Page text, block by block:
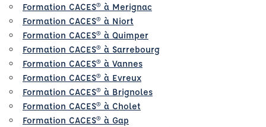
Formation CACES® à Merignac
Formation CACES® à Niort
Formation CACES® à Quimper
Formation CACES® à Sarrebourg
Formation CACES® à Vannes
Formation CACES® à Evreux
Formation CACES® à Brignoles
Formation CACES® à Cholet
Formation CACES® à Gap